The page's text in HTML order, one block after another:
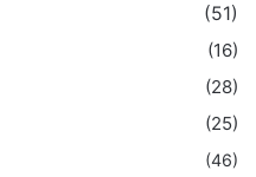
(51)
(16)
(28)
(25)
(46)